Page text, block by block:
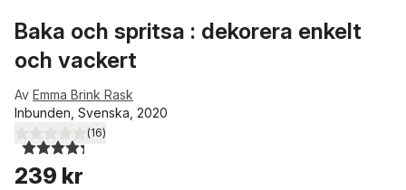
Baka och spritsa : dekorera enkelt
och vackert
Av Emma Brink Rask
Inbunden, Svenska, 2020
4,3utav 5 stjärnor. Totalt antal röster:
(16)
239 kr